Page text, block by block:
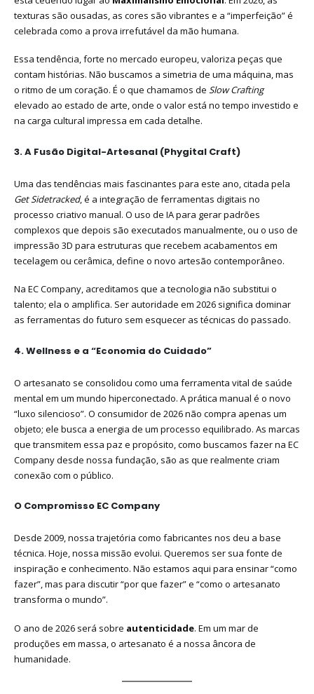
texturas são ousadas, as cores são vibrantes e a “imperfeição” é
celebrada como a prova irrefutável da mão humana.
Essa tendência, forte no mercado europeu, valoriza peças que
contam histórias. Não buscamos a simetria de uma máquina, mas
o ritmo de um coração. É o que chamamos de Slow Crafting
elevado ao estado de arte, onde o valor está no tempo investido e
na carga cultural impressa em cada detalhe.
3. A Fusão Digital-Artesanal (Phygital Craft)
Uma das tendências mais fascinantes para este ano, citada pela
Get Sidetracked, é a integração de ferramentas digitais no
processo criativo manual. O uso de IA para gerar padrões
complexos que depois são executados manualmente, ou o uso de
impressão 3D para estruturas que recebem acabamentos em
tecelagem ou cerâmica, define o novo artesão contemporâneo.
Na EC Company, acreditamos que a tecnologia não substitui o
talento; ela o amplifica. Ser autoridade em 2026 significa dominar
as ferramentas do futuro sem esquecer as técnicas do passado.
4. Wellness e a “Economia do Cuidado”
O artesanato se consolidou como uma ferramenta vital de saúde
mental em um mundo hiperconectado. A prática manual é o novo
“luxo silencioso”. O consumidor de 2026 não compra apenas um
objeto; ele busca a energia de um processo equilibrado. As marcas
que transmitem essa paz e propósito, como buscamos fazer na EC
Company desde nossa fundação, são as que realmente criam
conexão com o público.
O Compromisso EC Company
Desde 2009, nossa trajetória como fabricantes nos deu a base
técnica. Hoje, nossa missão evolui. Queremos ser sua fonte de
inspiração e conhecimento. Não estamos aqui para ensinar “como
fazer”, mas para discutir “por que fazer” e “como o artesanato
transforma o mundo”.
O ano de 2026 será sobre autenticidade. Em um mar de
produções em massa, o artesanato é a nossa âncora de
humanidade.